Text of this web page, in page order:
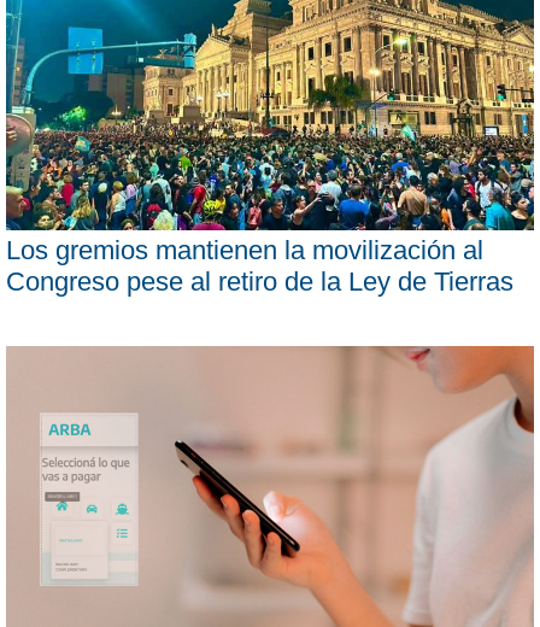
Los gremios mantienen la movilización al
Congreso pese al retiro de la Ley de Tierras